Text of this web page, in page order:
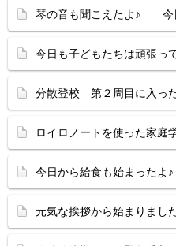
琴の音も聞こえたよ♪ 今
今日も子どもたちは頑張っ
分散登校 第２周目に入っ
ロイロノートを使った家庭
今日から給食も始まったよ♪
元気な挨拶から始まりまし